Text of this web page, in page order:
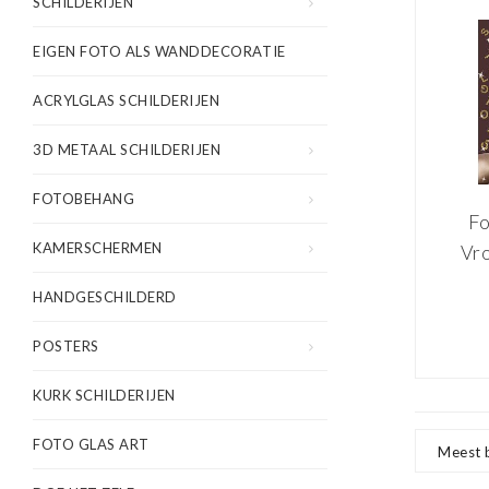
EIGEN FOTO ALS WANDDECORATIE
ACRYLGLAS SCHILDERIJEN
3D METAAL SCHILDERIJEN
FOTOBEHANG
KAMERSCHERMEN
HANDGESCHILDERD
POSTERS
KURK SCHILDERIJEN
FOTO GLAS ART Meest